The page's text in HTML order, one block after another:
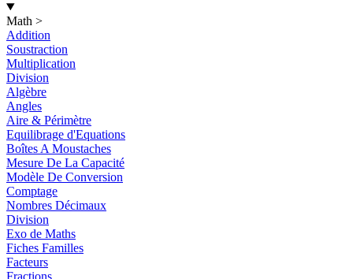
Math >
Addition
Soustraction
Multiplication
Division
Algèbre
Angles
Aire & Périmètre
Equilibrage d'Equations
Boîtes A Moustaches
Mesure De La Capacité
Modèle De Conversion
Comptage
Nombres Décimaux
Division
Exo de Maths
Fiches Familles
Facteurs
Fractions